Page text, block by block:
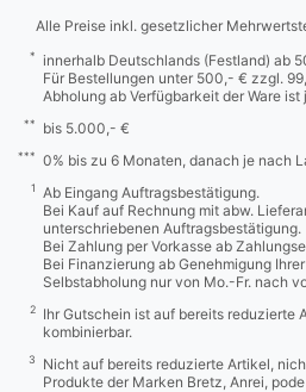
Alle Preise inkl. gesetzlicher
*
innerhalb Deutschlands (Festland) ab
Für Bestellungen unter 500,- € zzgl.
Abholung ab Verfügbarkeit der Ware
** bis 5.000,- €
*** 0% bis zu 6 Monaten, danach je nach
1
Ab Eingang Auftragsbestätigung.
Bei Kauf auf Rechnung mit abw.
unterschriebenen Auftragsbestätigung.
Bei Zahlung per Vorkasse ab
Bei Finanzierung ab Genehmigung
Selbstabholung nur von Mo.-Fr. nach
2
Ihr Gutschein ist auf bereits reduzierte
kombinierbar.
3
Nicht auf bereits reduzierte Artikel,
Produkte der Marken Bretz, Anrei, pode